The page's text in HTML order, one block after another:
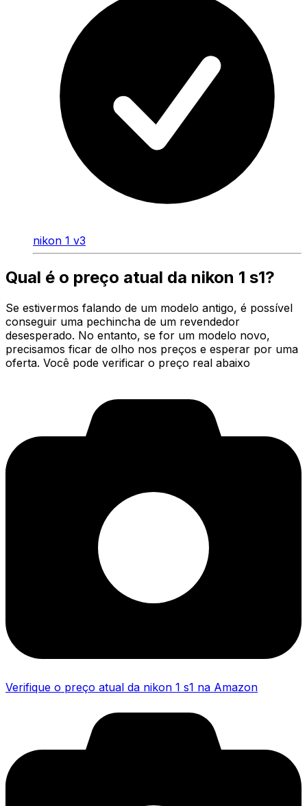
nikon 1 v3
Qual é o preço atual da nikon 1 s1?
Se estivermos falando de um modelo antigo, é possível
conseguir uma pechincha de um revendedor
desesperado. No entanto, se for um modelo novo,
precisamos ficar de olho nos preços e esperar por uma
oferta. Você pode verificar o preço real abaixo
Verifique o preço atual da nikon 1 s1 na Amazon